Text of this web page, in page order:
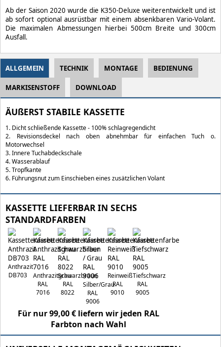
Ab der Saison 2020 wurde die K350-Deluxe weiterentwickelt und ist
ab sofort optional ausrüstbar mit einem absenkbaren Vario-Volant.
Die maximalen Abmessungen hierbei 500cm Breite und 300cm
Ausfall.
ALLGEMEIN TECHNIK MONTAGE BEDIENUNG
MARKISENSTOFF DOWNLOAD
ÄUßERST STABILE KASSETTE
1. Dicht schließende Kassette - 100% schlagregendicht
2. Revisionsdeckel nach oben abnehmbar für einfachen Tuch o.
Motorwechsel
3. Innere Tuchabdeckschale
4. Wasserablauf
5. Tropfkante
6. Führungsnut zum Einschieben eines zusätzlichen Volant
KASSETTE LIEFERBAR IN SECHS
STANDARDFARBEN
Anthrazit
DB703
Anthrazitgrau
RAL
7016
Schwarzbraun
RAL
8022
Silber/Grau
RAL
9006
Reinweiß
RAL
9010
Tiefschwarz
RAL
9005
Für nur 99,00 € liefern wir jeden RAL
Farbton nach Wahl